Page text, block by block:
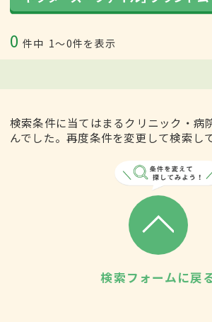
0 件中 1〜0件を表示
検索条件に当てはまるクリニック・病
んでした。再度条件を変更して検索し
検索フォームに戻